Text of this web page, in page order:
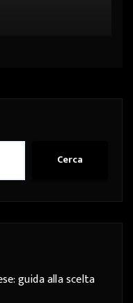
Cerca
guida alla scelta